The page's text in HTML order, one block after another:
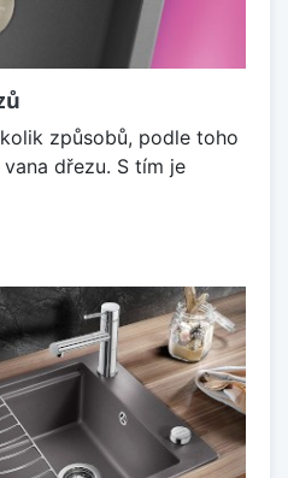
způsobů, podle toho
dřezu. S tím je